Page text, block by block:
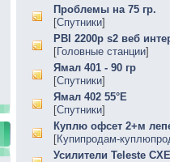
Проблемы на 75 гр.
[Спутники]
PBI 2200p s2 веб
[Головные станции]
Ямал 401 - 90 гр
[Спутники]
Ямал 402 55°Е
[Спутники]
Куплю офсет 2+м
[Купипродам-
Усилители Teleste